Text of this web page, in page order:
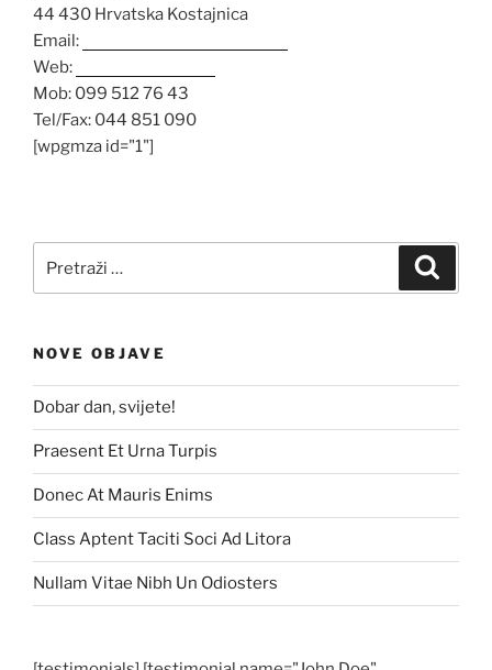
44 430 Hrvatska Kostajnica
Email:
Web:
Mob: 099 512 76 43
Tel/Fax: 044 851 090
[wpgmza id="1"]
NOVE OBJAVE
Dobar dan, svijete!
Praesent Et Urna Turpis
Donec At Mauris Enims
Class Aptent Taciti Soci Ad Litora
Nullam Vitae Nibh Un Odiosters